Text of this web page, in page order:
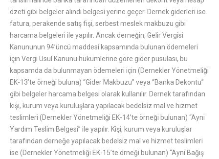
özeti gibi belgeler alındı belgesi yerine geçer. Dernek giderleri ise
fatura, perakende satış fişi, serbest meslek makbuzu gibi
harcama belgeleri ile yapılır. Ancak derneğin, Gelir Vergisi
Kanununun 94’üncü maddesi kapsamında bulunan ödemeleri
için Vergi Usul Kanunu hükümlerine göre gider pusulası, bu
kapsamda da bulunmayan ödemeleri için (Dernekler Yönetmeliği
EK-13’te örneği buluna) “Gider Makbuzu” veya “Banka Dekontu”
gibi belgeler harcama belgesi olarak kullanılır. Dernek tarafından
kişi, kurum veya kuruluşlara yapılacak bedelsiz mal ve hizmet
teslimleri (Dernekler Yönetmeliği EK-14’te örneği bulunan) “Ayni
Yardım Teslim Belgesi” ile yapılır. Kişi, kurum veya kuruluşlar
tarafından derneğe yapılacak bedelsiz mal ve hizmet teslimleri
ise (Dernekler Yönetmeliği EK-15’te örneği bulunan) “Ayni Bağış